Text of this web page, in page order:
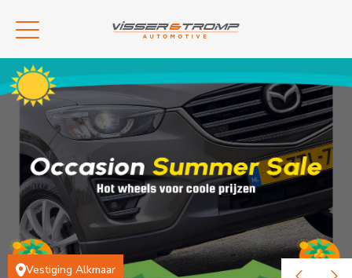
Vestiging Alkmaar